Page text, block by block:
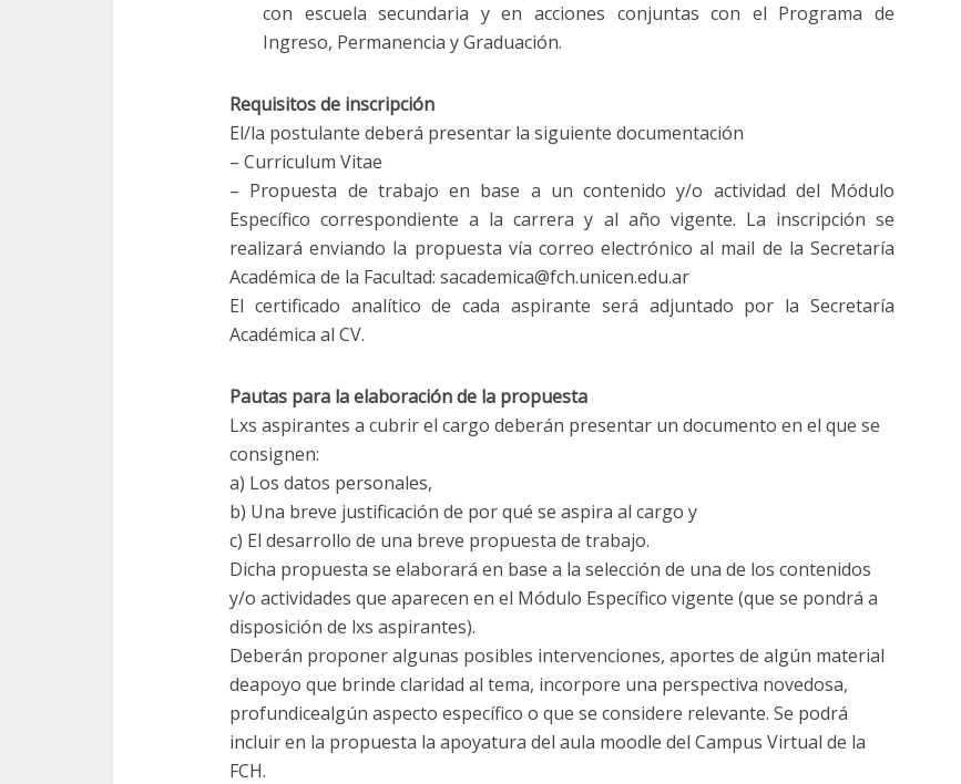
con escuela secundaria y en acciones conjuntas con el Programa de
Ingreso, Permanencia y Graduación.
Requisitos de inscripción
El/la postulante deberá presentar la siguiente documentación
– Curriculum Vitae
– Propuesta de trabajo en base a un contenido y/o actividad del Módulo
Específico correspondiente a la carrera y al año vigente. La inscripción se
realizará enviando la propuesta vía correo electrónico al mail de la Secretaría
Académica de la Facultad: sacademica@fch.unicen.edu.ar
El certificado analítico de cada aspirante será adjuntado por la Secretaría
Académica al CV.
Pautas para la elaboración de la propuesta
Lxs aspirantes a cubrir el cargo deberán presentar un documento en el que se
consignen:
a) Los datos personales,
b) Una breve justificación de por qué se aspira al cargo y
c) El desarrollo de una breve propuesta de trabajo.
Dicha propuesta se elaborará en base a la selección de una de los contenidos
y/o actividades que aparecen en el Módulo Específico vigente (que se pondrá a
disposición de lxs aspirantes).
Deberán proponer algunas posibles intervenciones, aportes de algún material
deapoyo que brinde claridad al tema, incorpore una perspectiva novedosa,
profundicealgún aspecto específico o que se considere relevante. Se podrá
incluir en la propuesta la apoyatura del aula moodle del Campus Virtual de la
FCH.